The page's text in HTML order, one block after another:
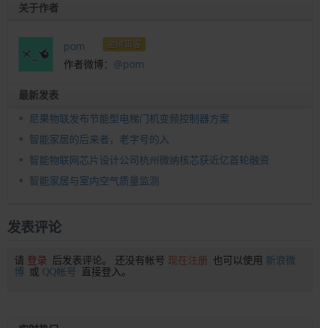
关于作者
pom 金牌笛客
作者微博： @pom
最新发表
尼果物联发布节能型电梯门机变频控制器方案
智能家居的后来者，老字号的入
智能物联网芯片设计公司杭州微纳核芯获近亿首轮融资
智能家居与室内空气质量监测
发表评论
请 登录 后发表评论。 还没有帐号 现在注册 也可以使用 新浪微
博 或 QQ帐号 直接登入。